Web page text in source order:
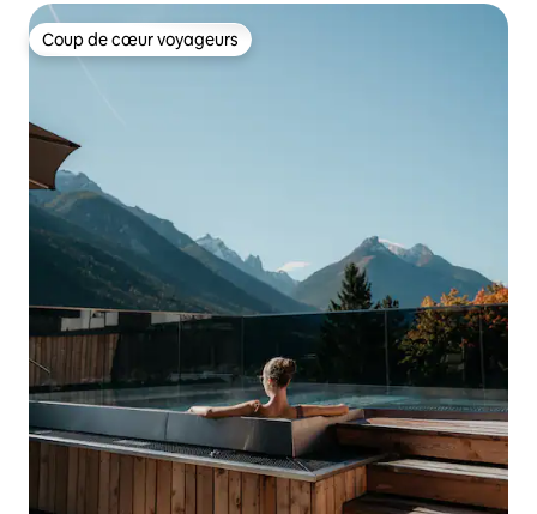
Coup de cœur voyageurs
Coup de cœur voyageurs